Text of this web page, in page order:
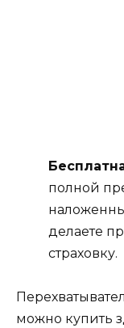
полной
делаете
страховку.
можно купить